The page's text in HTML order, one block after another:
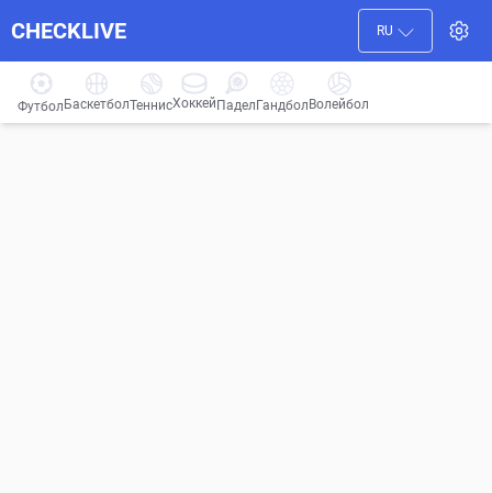
CHECKLIVE RU
Футбол БаскетболТеннисХоккей ПаделГандбол Волейбол